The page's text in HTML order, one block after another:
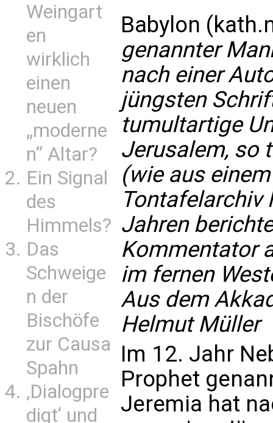
Weingart
en
wirklich
einen
neuen
„moderne
n“ Altar?
Ein Signal
des
Himmels?
Das
Schweige
n der
Bischöfe
zur Causa
Spahn
‚Dialogpre
digt‘ und
Babylon
genannter
nach einer
jüngsten
tumultartige
Jerusalem,
(wie aus
Tontafelarchiv
Jahren
Kommentator
im fernen
Aus dem
Helmut Müller
Im 12. Jahr
Prophet
Jeremia hat